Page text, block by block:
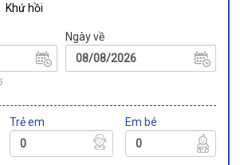
Khứ hồi
Ngày về
Trẻ em Em bé